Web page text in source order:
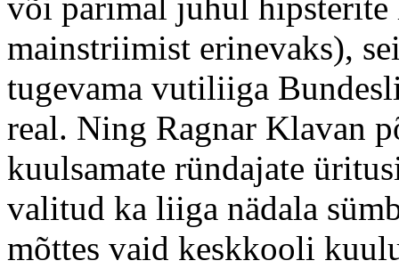
või parimal juhul
mainstriimist erinevaks),
tugevama vutiliiga
real. Ning Ragnar Klavan
kuulsamate ründajate
valitud ka liiga nädala
mõttes vaid keskkooli